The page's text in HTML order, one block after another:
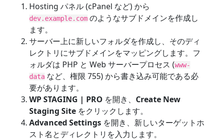
Hosting パネル (cPanel など) から
dev.example.com のようなサブドメインを作成し
ます。
サーバー上に新しいフォルダを作成し、そのディ
レクトリにサブドメインをマッピングします。フ
ォルダは PHP と Web サーバープロセス (www-
data など、権限 755) から書き込み可能である必
要があります。
WP STAGING | PRO を開き、 Create New
Staging Site をクリックします。
Advanced Settings を開き、新しいターゲットホ
スト名とディレクトリを入力します。